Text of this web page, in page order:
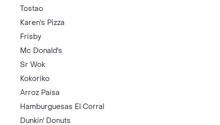
Tostao
Karen's Pizza
Frisby
Mc Donald's
Sr Wok
Kokoriko
Arroz Paisa
Hamburguesas El Corral
Dunkin' Donuts